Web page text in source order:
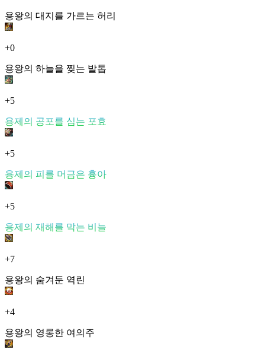
용왕의 대지를 가르는 허리
+0
용왕의 하늘을 찢는 발톱
+5
용제의 공포를 심는 포효
+5
용제의 피를 머금은 흉아
+5
용제의 재해를 막는 비늘
+7
용왕의 숨겨둔 역린
+4
용왕의 영롱한 여의주